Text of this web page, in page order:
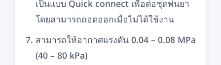
เป็นแบบ Quick connect เพื่อต่อชุดพ่นยา
โดยสามารถถอดออกเมื่อไม่ได้ใช้งาน
สามารถให้อากาศแรงดัน 0.04 – 0.08 MPa
(40 – 80 kPa)